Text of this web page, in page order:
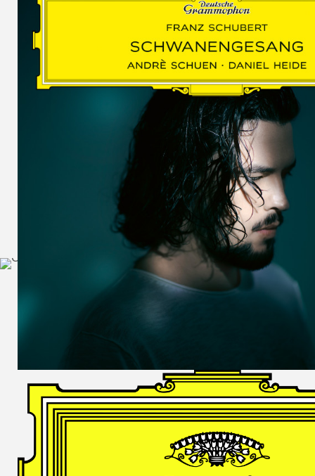
WOLF
MARTIN
SCHUMANN,
LIEDERKREIS
OP. 24
SECHS
MONOLOGE
AUS
JEDERMANN
GESÄNGE
Andrè Schuen,
Baritone
Daniel Heide,
Piano